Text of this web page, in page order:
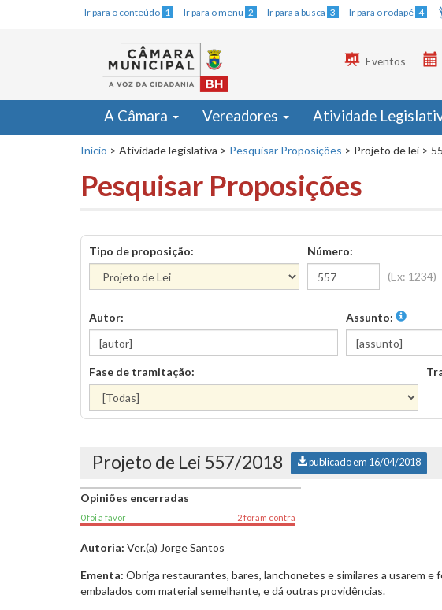
Ir para o conteúdo 1 Ir para o menu 2 Ir para a busca 3 Ir para o rodapé 4
Eventos
A Câmara Vereadores Atividade
Início > Atividade legislativa > Pesquisar Proposições > Projeto de lei >
Pesquisar Proposições
Tipo de proposição:
Número:
(Ex: 1234)
Autor:
Assunto:
Fase de tramitação:
Projeto de Lei 557/2018 publicado em 16/04/2018
Opiniões encerradas
0 foi a favor 2 foram contra
Autoria: Ver.(a) Jorge Santos
Ementa: Obriga restaurantes, bares, lanchonetes e similares a usarem
embalados com material semelhante, e dá outras providências.